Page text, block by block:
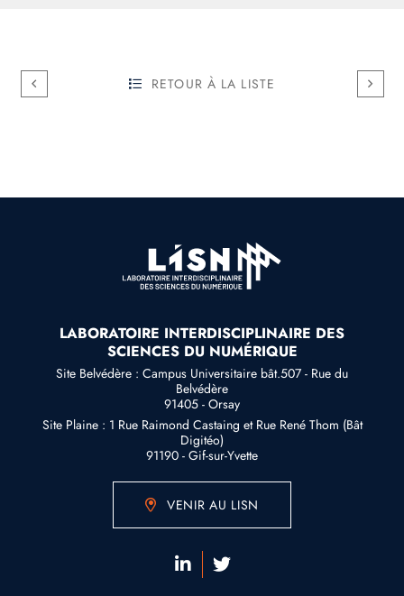
RETOUR À LA LISTE
LABORATOIRE INTERDISCIPLINAIRE DES
SCIENCES DU NUMÉRIQUE
Site Belvédère : Campus Universitaire bât.507 - Rue du
Belvédère
91405 - Orsay
Site Plaine : 1 Rue Raimond Castaing et Rue René Thom (Bât
Digitéo)
91190 - Gif-sur-Yvette
VENIR AU LISN